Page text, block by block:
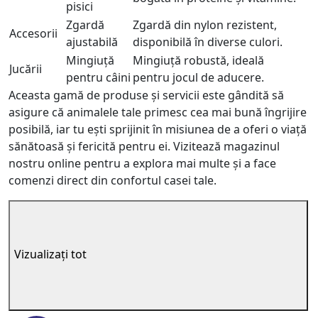
pisici
Accesorii
Zgardă
ajustabilă
Zgardă din nylon rezistent,
disponibilă în diverse culori.
Jucării
Mingiuță
pentru câini
Mingiuță robustă, ideală
pentru jocul de aducere.
Aceasta gamă de produse și servicii este gândită să
asigure că animalele tale primesc cea mai bună îngrijire
posibilă, iar tu ești sprijinit în misiunea de a oferi o viață
sănătoasă și fericită pentru ei. Vizitează magazinul
nostru online pentru a explora mai multe și a face
comenzi direct din confortul casei tale.
Vizualizați tot